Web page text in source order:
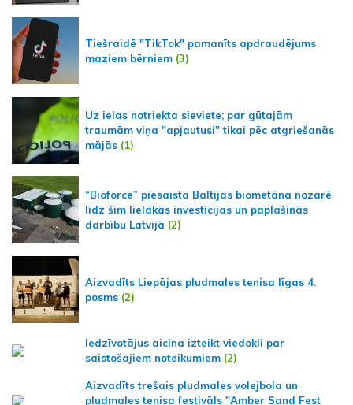
Tiešraidē "TikTok" pamanīts apdraudējums
maziem bērniem (3)
Uz ielas notriekta sieviete; par gūtajām
traumām viņa "apjautusi" tikai pēc atgriešanās
mājās (1)
“Bioforce” piesaista Baltijas biometāna nozarē
līdz šim lielākās investīcijas un paplašinās
darbību Latvijā (2)
Aizvadīts Liepājas pludmales tenisa līgas 4.
posms (2)
Iedzīvotājus aicina izteikt viedokli par
saistošajiem noteikumiem (2)
Aizvadīts trešais pludmales volejbola un
pludmales tenisa festivāls "Amber Sand Fest